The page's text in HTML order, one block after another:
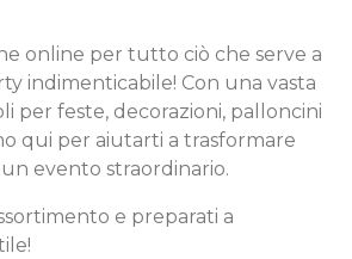
online per tutto ciò che serve a
indimenticabile! Con una vasta
per feste, decorazioni, palloncini
qui per aiutarti a trasformare
evento straordinario.
e preparati a